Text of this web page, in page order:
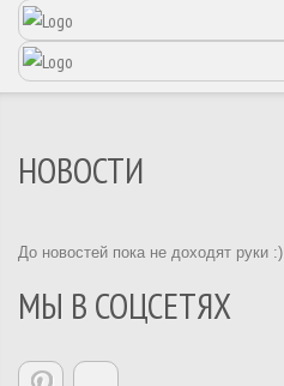
НОВОСТИ
До новостей пока не доходят руки :)
МЫ В СОЦСЕТЯХ